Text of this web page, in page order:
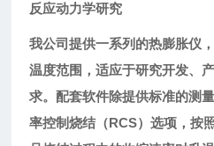
反应动力学研究
我公司提供一系列的热膨胀仪
温度范围，适应于研究开发、
求。配套软件除提供标准的测
率控制烧结（RCS）选项，按